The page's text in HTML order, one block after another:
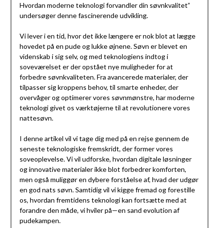
Hvordan moderne teknologi forvandler din søvnkvalitet”
undersøger denne fascinerende udvikling.
Vi lever i en tid, hvor det ikke længere er nok blot at lægge
hovedet på en pude og lukke øjnene. Søvn er blevet en
videnskab i sig selv, og med teknologiens indtog i
soveværelset er der opstået nye muligheder for at
forbedre søvnkvaliteten. Fra avancerede materialer, der
tilpasser sig kroppens behov, til smarte enheder, der
overvåger og optimerer vores søvnmønstre, har moderne
teknologi givet os værktøjerne til at revolutionere vores
nattesøvn.
I denne artikel vil vi tage dig med på en rejse gennem de
seneste teknologiske fremskridt, der former vores
soveoplevelse. Vi vil udforske, hvordan digitale løsninger
og innovative materialer ikke blot forbedrer komforten,
men også muliggør en dybere forståelse af, hvad der udgør
en god nats søvn. Samtidig vil vi kigge fremad og forestille
os, hvordan fremtidens teknologi kan fortsætte med at
forandre den måde, vi hviler på—en sand evolution af
pudekampen.